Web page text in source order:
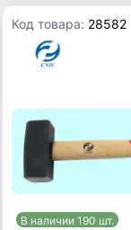
Код товара: 28582
В наличии 190 шт.